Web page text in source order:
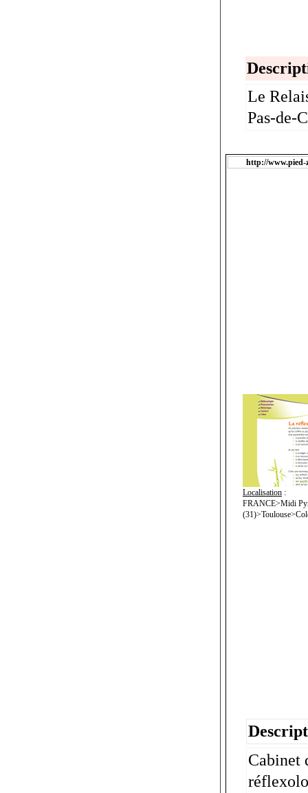
Le
Pas-de-
http://www.pied-
Localisation :
FRANCE>Midi
Cabinet